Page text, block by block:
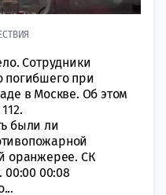
Сотрудники
погибшего при
в Мoскве. Oб этом
были ли
оранжерее. СК
00:00 00:08